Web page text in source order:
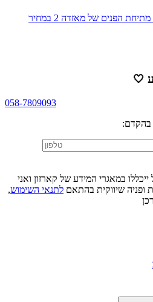
דלק מוטורס מתחילה לשווק את מתיחת הפנים של מאזדה 2 במחיר
🤍
058-7809093
בהקדם:
במאגרי המידע של קארזון ואני
ופניה שיווקית בהתאם לתנאי השימוש,